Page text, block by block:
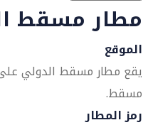
مطار مسقط
الموقع
مسقط.
رمز المطار